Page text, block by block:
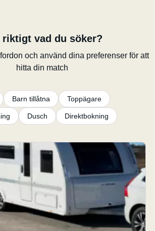
riktigt vad du söker?
och använd dina preferenser för att
hitta din match
Barn tillåtna Toppägare
Dusch Direktbokning